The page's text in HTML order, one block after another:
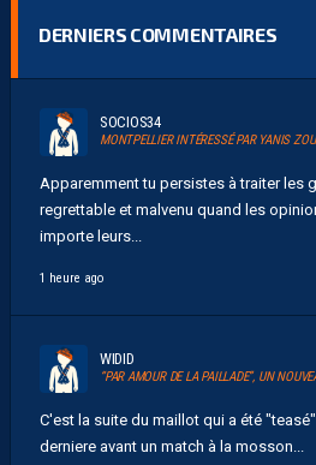
DERNIERS COMMENTAIRES
SOCIOS34
MONTPELLIER INTÉRESSÉ PAR YANIS
Apparemment tu persistes à traiter les
regrettable et malvenu quand les
importe leurs...
1 heure ago
WIDID
C'est la suite du maillot qui a été "teasé"
derniere avant un match à la mosson...